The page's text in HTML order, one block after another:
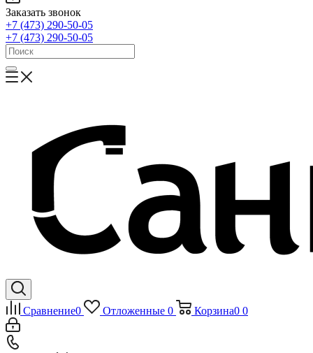
Заказать звонок
+7 (473) 290-50-05
+7 (473) 290-50-05
Сравнение0 Отложенные 0 Корзина0 0